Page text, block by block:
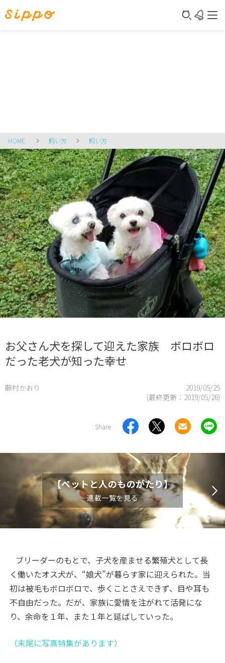
HOME 飼い方 飼い方
お父さん犬を探して迎えた家族 ボロボロ
だった老犬が知った幸せ
藤村かおり
2019/05/25
(最終更新： 2019/05/26)
Share
【ペットと人のものがたり】
連載一覧を見る
ブリーダーのもとで、子犬を産ませる繁殖犬として長
く働いたオス犬が、“娘犬”が暮らす家に迎えられた。当
初は被毛もボロボロで、歩くことさえできず、目や耳も
不自由だった。だが、家族に愛情を注がれて活発にな
り、余命を１年、また１年と延ばしていった。
（末尾に写真特集があります）